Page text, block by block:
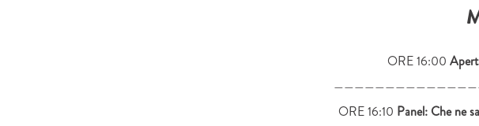
ORE 16:00
ORE 16:10 Panel: Che ne